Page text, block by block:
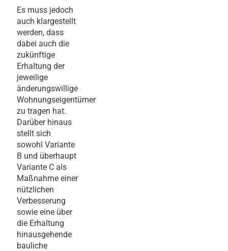
Es muss jedoch
auch klargestellt
werden, dass
dabei auch die
zukünftige
Erhaltung der
jeweilige
änderungswillige
Wohnungseigentümer
zu tragen hat.
Darüber hinaus
stellt sich
sowohl Variante
B und überhaupt
Variante C als
Maßnahme einer
nützlichen
Verbesserung
sowie eine über
die Erhaltung
hinausgehende
bauliche